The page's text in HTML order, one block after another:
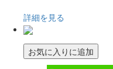
詳細を見る
お気に入りに追加